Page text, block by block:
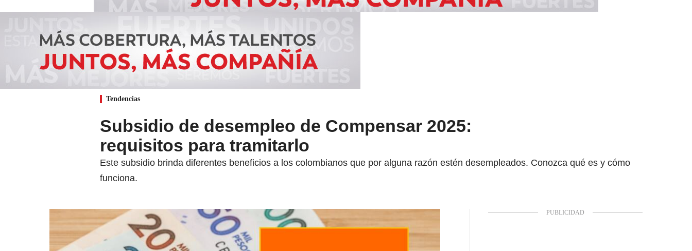
Tendencias
Subsidio de desempleo de Compensar 2025:
requisitos para tramitarlo
Este subsidio brinda diferentes beneficios a los colombianos que por alguna razón estén desempleados. Conozca qué es y cómo
funciona.